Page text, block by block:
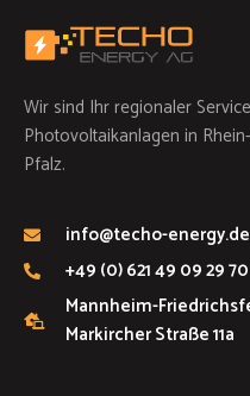
Wir sind Ihr regionaler
Photovoltaikanlagen in
Pfalz.
info@techo-energy.de
+49 (0) 621 49 09 29
Mannheim-
Markircher Straße 11a